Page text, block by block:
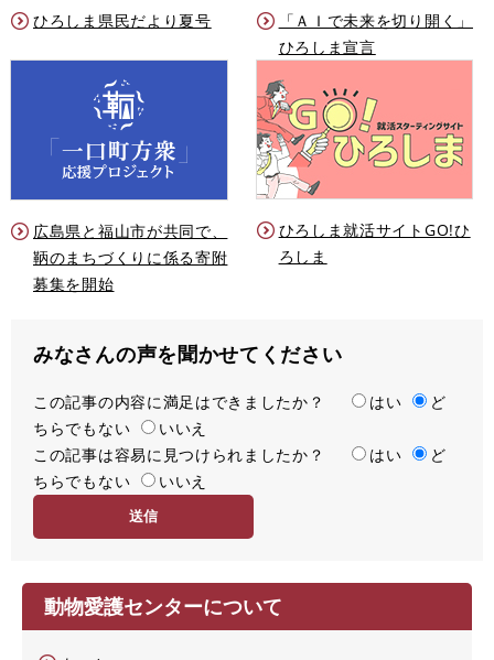
ひろしま県民だより夏号
「ＡＩで未来を切り開く」
ひろしま宣言
広島県と福山市が共同で、
鞆のまちづくりに係る寄附
募集を開始
ひろしま就活サイトGO!ひ
ろしま
みなさんの声を聞かせてください
満
足
度
この記事の内容に満足はできましたか？ はい
ど
ちらでもない
いいえ
容
易
この記事は容易に見つけられましたか？ はい
ど
ちらでもない
いいえ
動物愛護センターについて